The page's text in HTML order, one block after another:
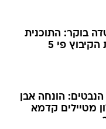
בוקר: התוכנית
פי 5
הונחה אבן
מטיילים קדמא